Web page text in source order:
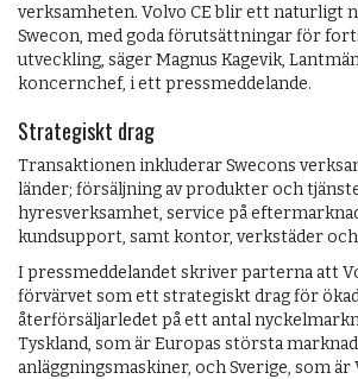
verksamheten. Volvo CE blir ett naturligt
Swecon, med goda förutsättningar för
utveckling, säger Magnus Kagevik,
koncernchef, i ett pressmeddelande.
Strategiskt drag
Transaktionen inkluderar Swecons
länder; försäljning av produkter och
hyresverksamhet, service på
kundsupport, samt kontor, verkstäder och
I pressmeddelandet skriver parterna att
förvärvet som ett strategiskt drag för
återförsäljarledet på ett antal
Tyskland, som är Europas största
anläggningsmaskiner, och Sverige, som är